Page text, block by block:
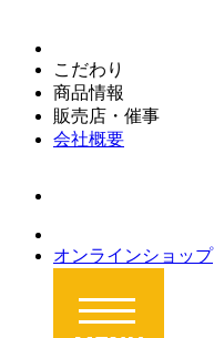
こだわり
商品情報
販売店・催事
会社概要
オンラインショップ